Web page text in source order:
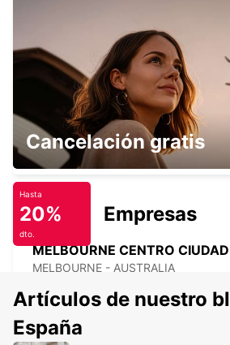
MELBOURNE SOUTHBANK
SOUTHBANK - AUSTRALIA
MELBOURNE CENTRO CIUDAD
MELBOURNE - AUSTRALIA
Cancelación gratis
Hasta
20%
dto.
Empresas
Artículos de nuestro
España